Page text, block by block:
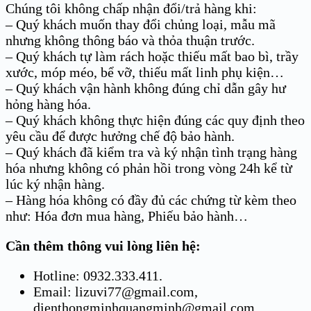
Chúng tôi không chấp nhận đổi/trả hàng khi:
– Quý khách muốn thay đổi chủng loại, mẫu mã
nhưng không thông báo và thỏa thuận trước.
– Quý khách tự làm rách hoặc thiếu mất bao bì, trầy
xước, móp méo, bể vỡ, thiếu mất linh phụ kiện…
– Quý khách vận hành không đúng chỉ dẫn gây hư
hỏng hàng hóa.
– Quý khách không thực hiện đúng các quy định theo
yêu cầu để được hưởng chế độ bảo hành.
– Quý khách đã kiểm tra và ký nhận tình trạng hàng
hóa nhưng không có phản hồi trong vòng 24h kể từ
lúc ký nhận hàng.
– Hàng hóa không có đầy đủ các chứng từ kèm theo
như: Hóa đơn mua hàng, Phiếu bảo hành…
Cần thêm thông vui lòng liên hệ:
Hotline: 0932.333.411.
Email: lizuvi77@gmail.com,
dienthongminhquangminh@gmail.com